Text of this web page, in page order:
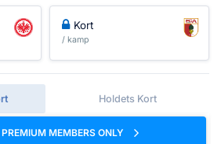
Kort
/ kamp
Holdets Kort
MEMBERS ONLY